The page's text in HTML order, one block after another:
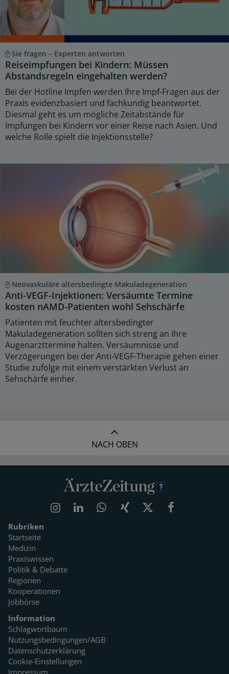
Sie fragen – Experten antworten
Reiseimpfungen bei Kindern: Müssen
Abstandsregeln eingehalten werden?
Bei der Hotline Impfen werden Ihre Impf-Fragen aus der
Praxis evidenzbasiert und fachkundig beantwortet.
Diesmal geht es um mögliche Zeitabstände für
Impfungen bei Kindern vor einer Reise nach Asien. Und
welche Rolle spielt die Injektionsstelle?
Neovaskuläre altersbedingte Makuladegeneration
Anti-VEGF-Injektionen: Versäumte Termine
kosten nAMD-Patienten wohl Sehschärfe
Patienten mit feuchter altersbedingter
Makuladegeneration sollten sich streng an ihre
Augenarzttermine halten. Versäumnisse und
Verzögerungen bei der Anti-VEGF-Therapie gehen einer
Studie zufolge mit einem verstärkten Verlust an
Sehschärfe einher.
NACH OBEN
Rubriken
Startseite
Medizin
Praxiswissen
Politik & Debatte
Regionen
Kooperationen
Jobbörse
Information
Schlagwortbaum
Nutzungsbedingungen/AGB
Datenschutzerklärung
Cookie-Einstellungen